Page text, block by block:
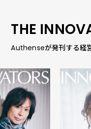
THE
Authenseが発刊する経